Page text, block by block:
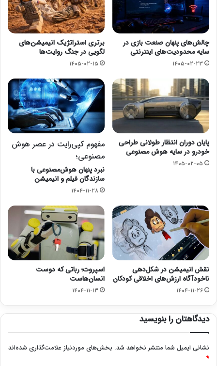
چالش‌های پنهان صنعت بازی در
سایه محدودیت‌های اینترنتی
۱۴۰۵-۰۲-۲۳
برتری استراتژیک انیمیشن‌های
لگویی در جنگ روایت‌ها
۱۴۰۵-۰۲-۱۵
پایان دوران انتظار طولانی طراحی
خودرو در سایه هوش مصنوعی
۱۴۰۵-۰۲-۰۵
مفهوم کپی‌رایت در عصر هوش
مصنوعی؛
نبرد پنهان هوش‌مصنوعی با
سازندگان فیلم و انیمیشن
۱۴۰۴-۱۱-۲۸
نقش انیمیشن در شکل‌دهی
ناخودآگاه ارزش‌های اخلاقی کودکان
۱۴۰۴-۱۱-۲۶
اسپروت؛ رباتی که دوست
انسان‌هاست
۱۴۰۴-۱۱-۱۳
دیدگاهتان را بنویسید
نشانی ایمیل شما منتشر نخواهد شد. بخش‌های موردنیاز علامت‌گذاری شده‌اند
*